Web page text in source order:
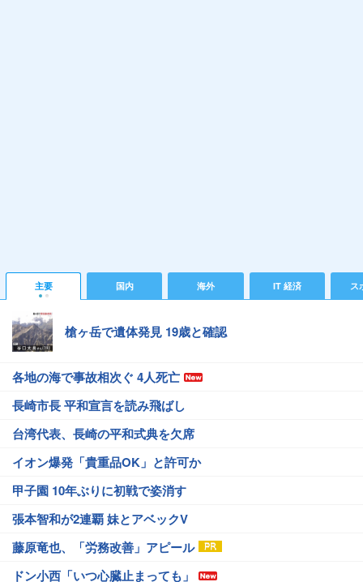
主要 国内 海外 IT 経済 ス
槍ヶ岳で遺体発見 19歳と確認
各地の海で事故相次ぐ 4人死亡
長崎市長 平和宣言を読み飛ばし
台湾代表、長崎の平和式典を欠席
イオン爆発「貴重品OK」と許可か
甲子園 10年ぶりに初戦で姿消す
張本智和が2連覇 妹とアベックV
藤原竜也、「労務改善」アピール
ドン小西「いつ心臓止まっても」